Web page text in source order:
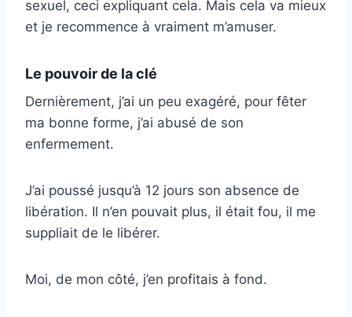
sexuel, ceci expliquant cela. Mais cela va mieux
et je recommence à vraiment m’amuser.
Le pouvoir de la clé
Dernièrement, j’ai un peu exagéré, pour fêter
ma bonne forme, j’ai abusé de son
enfermement.
J’ai poussé jusqu’à 12 jours son absence de
libération. Il n’en pouvait plus, il était fou, il me
suppliait de le libérer.
Moi, de mon côté, j’en profitais à fond.